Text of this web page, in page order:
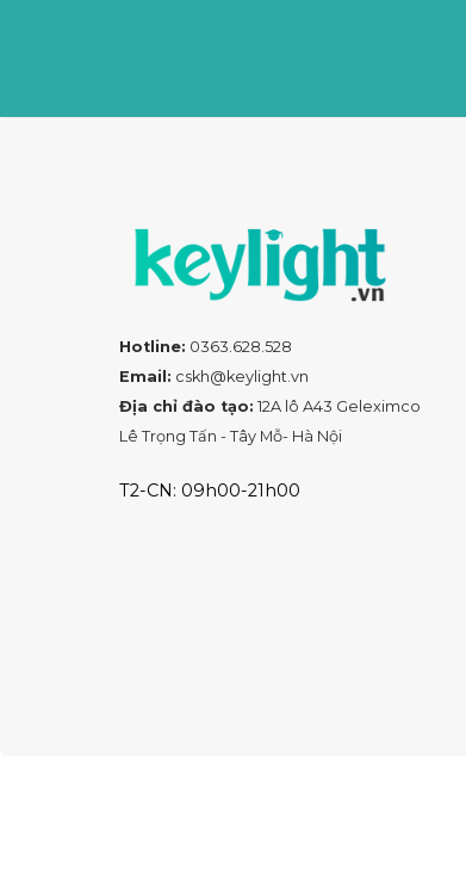
Hotline: 0363.628.528
Email: cskh@keylight.vn
Địa chỉ đào tạo: 12A lô A43 Geleximco
Lê Trọng Tấn - Tây Mỗ- Hà Nội
T2-CN: 09h00-21h00